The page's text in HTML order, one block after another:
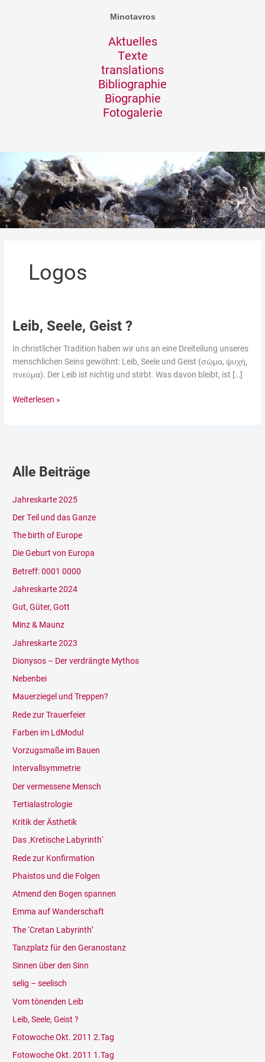
Minotavros
Aktuelles
Texte
translations
Bibliographie
Biographie
Fotogalerie
Logos
Leib, Seele, Geist ?
In christlicher Tradition haben wir uns an eine Dreiteilung unseres
menschlichen Seins gewöhnt: Leib, Seele und Geist (σώμα, ψυχή,
πνεύμα). Der Leib ist nichtig und stirbt. Was davon bleibt, ist […]
Leib,
Geist
?
Weiterlesen »
Alle Beiträge
Jahreskarte 2025
Der Teil und das Ganze
The birth of Europe
Die Geburt von Europa
Betreff: 0001 0000
Jahreskarte 2024
Gut, Güter, Gott
Minz & Maunz
Jahreskarte 2023
Dionysos – Der verdrängte Mythos
Nebenbei
Mauerziegel und Treppen?
Rede zur Trauerfeier
Farben im LdModul
Vorzugsmaße im Bauen
Intervallsymmetrie
Der vermessene Mensch
Tertialastrologie
Kritik der Ästhetik
Das ‚Kretische Labyrinth‘
Rede zur Konfirmation
Phaistos und die Folgen
Atmend den Bogen spannen
Emma auf Wanderschaft
The ‘Cretan Labyrinth’
Tanzplatz für den Geranostanz
Sinnen über den Sinn
selig – seelisch
Vom tönenden Leib
Leib, Seele, Geist ?
Fotowoche Okt. 2011 2.Tag
Fotowoche Okt. 2011 1.Tag